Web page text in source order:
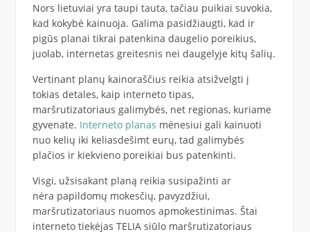
Nors lietuviai yra taupi tauta, tačiau puikiai suvokia,
kad kokybė kainuoja. Galima pasidžiaugti, kad ir
pigūs planai tikrai patenkina daugelio poreikius,
juolab, internetas greitesnis nei daugelyje kitų šalių.
Vertinant planų kainoraščius reikia atsižvelgti į
tokias detales, kaip interneto tipas,
maršrutizatoriaus galimybės, net regionas, kuriame
gyvenate. Interneto planas mėnesiui gali kainuoti
nuo kelių iki keliasdešimt eurų, tad galimybės
plačios ir kiekvieno poreikiai bus patenkinti.
Visgi, užsisakant planą reikia susipažinti ar
nėra papildomų mokesčių, pavyzdžiui,
maršrutizatoriaus nuomos apmokestinimas. Štai
interneto tiekėjas TELIA siūlo maršrutizatoriaus